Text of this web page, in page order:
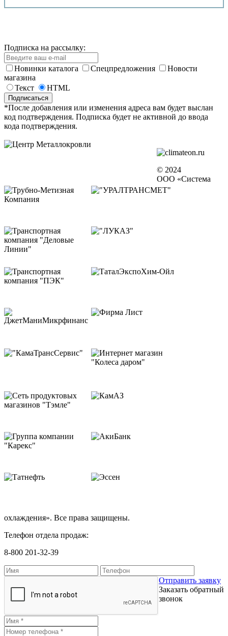
Подписка на рассылку:
Новинки каталога Спецпредложения
Новости
магазина
Текст
HTML
*После добавления или изменения адреса вам будет выслан
код подтверждения. Подписка будет не активной до ввода
кода подтверждения.
© 2024
ООО «Система
охлаждения». Все права защищены.
Телефон отдела продаж:
8-800 201-32-39
Отправить заявку
Заказать обратный
звонок